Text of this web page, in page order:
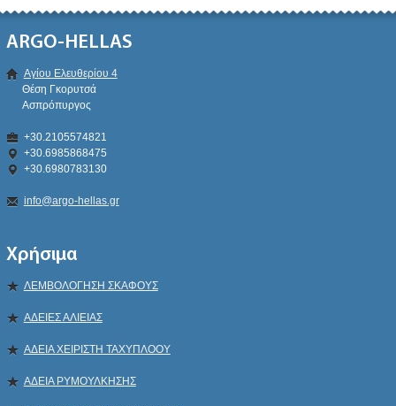
ARGO-HELLAS
Αγίου Ελευθερίου 4
Θέση Γκορυτσά
Ασπρόπυργος
+30.2105574821
+30.6985868475
+30.6980783130
info@argo-hellas.gr
Χρήσιμα
ΛΕΜΒΟΛΟΓΗΣΗ ΣΚΑΦΟΥΣ
ΑΔΕΙΕΣ ΑΛΙΕΙΑΣ
ΑΔΕΙΑ ΧΕΙΡΙΣΤΗ ΤΑΧΥΠΛΟΟΥ
ΑΔΕΙΑ ΡΥΜΟΥΛΚΗΣΗΣ